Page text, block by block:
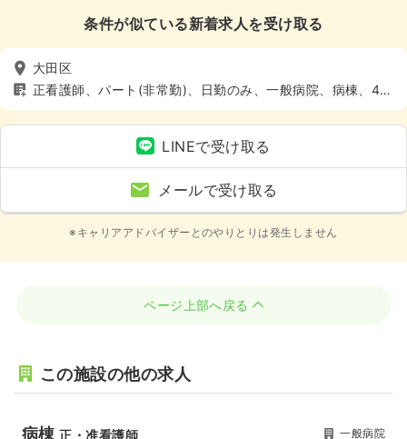
条件が似ている新着求人を受け取る
大田区
正看護師、パート(非常勤)、日勤のみ、一般病院、病棟、4週
8休以上
LINEで受け取る
メールで受け取る
※キャリアアドバイザーとのやりとりは発生しません
ページ上部へ戻る
この施設の他の求人
病棟正・准看護師 一般病院